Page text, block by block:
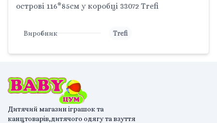
острові 116*85см у коробці 33072 Trefi
Виробник Trefi
Дитячий магазин іграшок та
канцтоварів,дитячого одягу та взуття